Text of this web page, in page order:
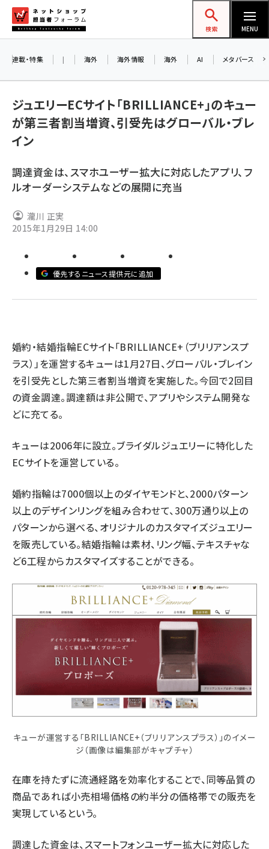
ン
ネットショップ担当者フォーラム
検索 MENU
楽天 (1874)
アスクル (1122)
ビィ・フォアード (776)
連載・特集 | 海外 海外情報 海外 AI メタバース
ジュエリーECサイト「BRILLIANCE+」のキュー
が第三者割当増資、引受先はグローバル・ブレ
イン
調達資金は、スマホユーザー拡大に対応したアプリ、フ
ルオーダーシステムなどの展開に充当
瀧川 正実
2015年1月29日 14:00
優先するニュース提供元に追加
婚約・結婚指輪ECサイト「BRILLIANCE+（ブリリアンスプ
ラス）」を運営するキューは1月27日、グローバル・ブレイン
を引受先とした第三者割当増資を実施した。今回で2回目
の資金調達。調達額は非公開で、アプリやシステム開発な
どに充てる。
キューは2006年に設立。ブライダルジュエリーに特化した
ECサイトを運営している。
婚約指輪は7000個以上のダイヤモンドと、2000パターン
以上のデザインリングを組み合わせて、300万通り以上の
パターンから選べる、オリジナルのカスタマイズジュエリー
を販売している。結婚指輪は素材、リング幅、テキスチャな
ど6工程からカスタマイズすることができる。
キューが運営する「BRILLIANCE+（ブリリアンスプラス）」のイメー
ジ（画像は編集部がキャプチャ）
在庫を持たずに流通経路を効率化することで、同等品質の
商品であれば小売相場価格の約半分の価格帯での販売を
実現しているという。
調達した資金は、スマートフォンユーザー拡大に対応した